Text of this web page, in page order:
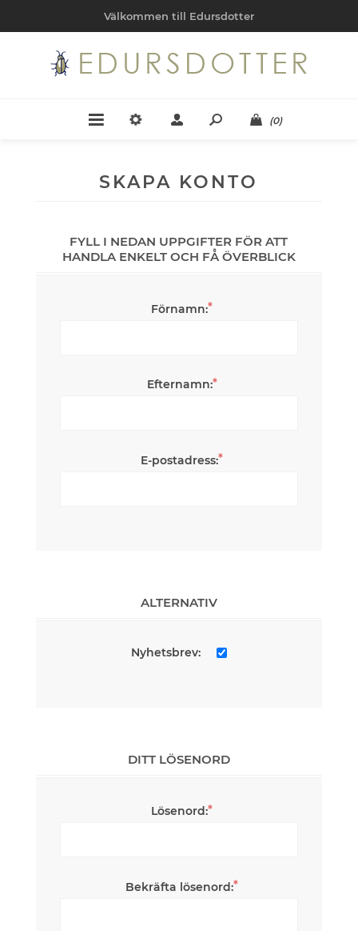
Välkommen till Edursdotter
(0)
SKAPA KONTO
FYLL I NEDAN UPPGIFTER FÖR ATT
HANDLA ENKELT OCH FÅ ÖVERBLICK
Förnamn:*
Efternamn:*
E-postadress:*
ALTERNATIV
Nyhetsbrev:
DITT LÖSENORD
Lösenord:*
Bekräfta lösenord:*